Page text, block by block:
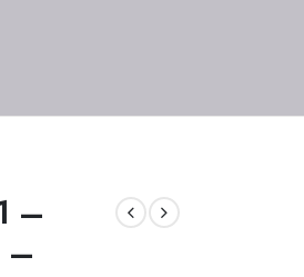
–
–